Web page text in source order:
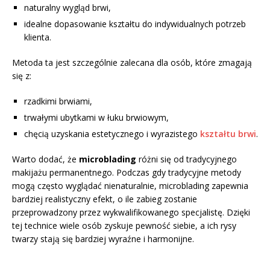
naturalny wygląd brwi,
idealne dopasowanie kształtu do indywidualnych potrzeb
klienta.
Metoda ta jest szczególnie zalecana dla osób, które zmagają
się z:
rzadkimi brwiami,
trwałymi ubytkami w łuku brwiowym,
chęcią uzyskania estetycznego i wyrazistego kształtu brwi.
Warto dodać, że microblading różni się od tradycyjnego
makijażu permanentnego. Podczas gdy tradycyjne metody
mogą często wyglądać nienaturalnie, microblading zapewnia
bardziej realistyczny efekt, o ile zabieg zostanie
przeprowadzony przez wykwalifikowanego specjalistę. Dzięki
tej technice wiele osób zyskuje pewność siebie, a ich rysy
twarzy stają się bardziej wyraźne i harmonijne.